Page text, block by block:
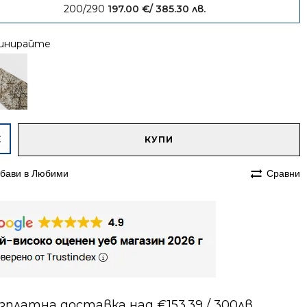
200/290 197.00€/ 385.30 лв.
КУПИ
в Любими Сравни